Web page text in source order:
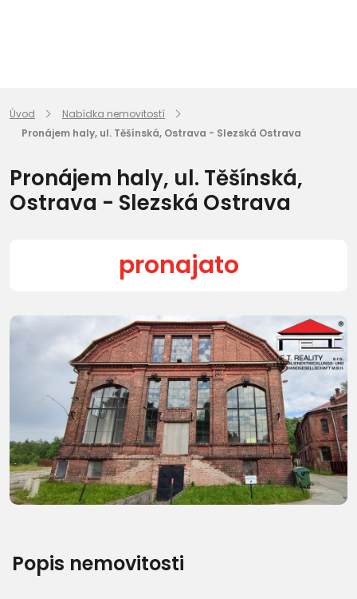
Úvod
Nabídka nemovitostí
Pronájem haly, ul. Těšínská, Ostrava - Slezská Ostrava
Pronájem haly, ul. Těšínská,
Ostrava - Slezská Ostrava
pronajato
Další fotografie (8)
Popis nemovitosti